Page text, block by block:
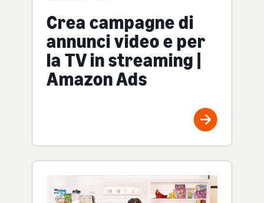
Crea campagne di
annunci video e per
la TV in streaming |
Amazon Ads